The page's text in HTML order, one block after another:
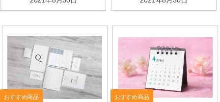
おすすめ商品 おすすめ商品